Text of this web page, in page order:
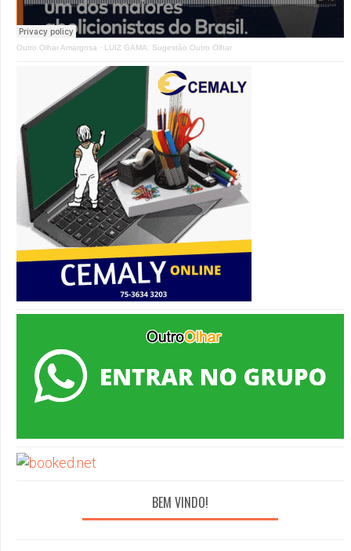
Outro Olhar Amargosa · LUIZ GAMA: Sugestão Outro Olhar
BEM VINDO!